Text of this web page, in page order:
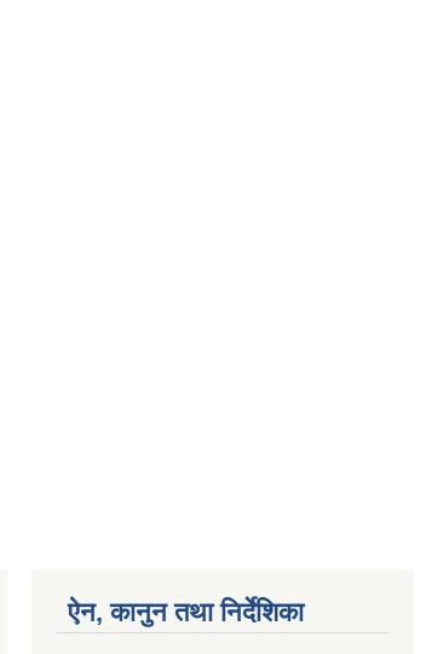
ऐन, कानुन तथा निर्देशिका